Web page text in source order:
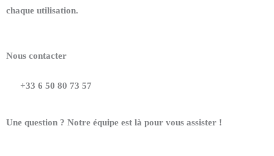
chaque utilisation.
Nous contacter
+33 6 50 80 73 57
Une question ? Notre équipe est là pour vous assister !